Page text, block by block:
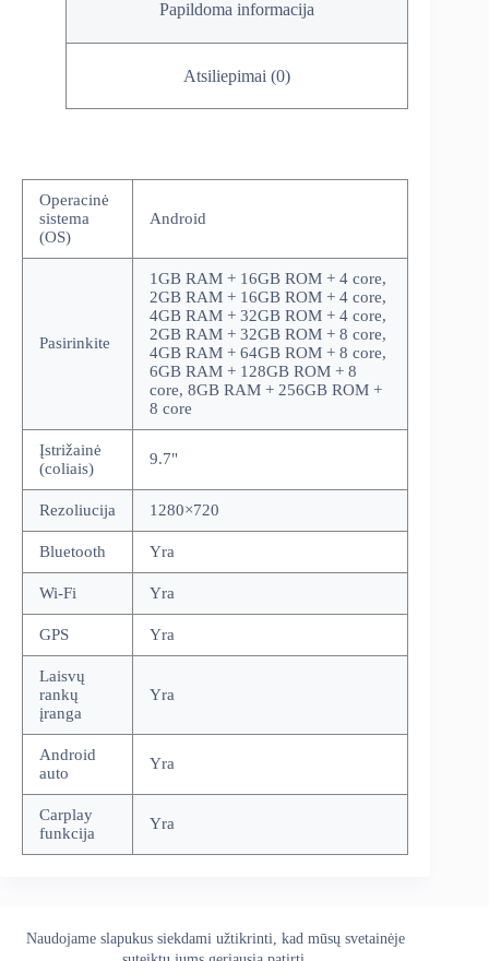
Naudojame slapukus siekdami užtikrinti, kad mūsų svetainėje
Papildoma informacija
Atsiliepimai (0)
Operacinė
sistema
(OS)
Android
Pasirinkite
1GB RAM + 16GB ROM + 4 core,
2GB RAM + 16GB ROM + 4 core,
4GB RAM + 32GB ROM + 4 core,
2GB RAM + 32GB ROM + 8 core,
4GB RAM + 64GB ROM + 8 core,
6GB RAM + 128GB ROM + 8
core, 8GB RAM + 256GB ROM +
8 core
Įstrižainė
(coliais)
9.7"
Rezoliucija 1280×720
Bluetooth Yra
Wi-Fi Yra
GPS Yra
Laisvų
rankų
įranga
Yra
Android
auto
Yra
Carplay
funkcija
Yra
Apie mus Grąžinimo politika
Kontaktai